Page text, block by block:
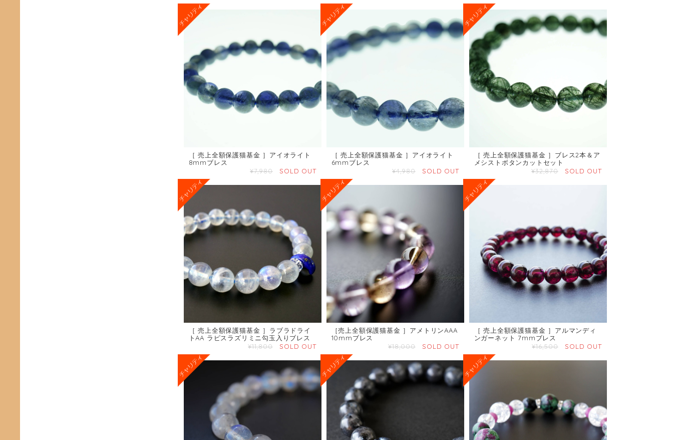
［ 売上全額保護猫基金 ］アイオライト
8mmブレス
¥7,980
SOLD OUT
［ 売上全額保護猫基金 ］アイオライト
6mmブレス
¥4,980
SOLD OUT
［ 売上全額保護猫基金 ］ブレス2本＆ア
メシストボタンカットセット
¥32,870
SOLD OUT
［ 売上全額保護猫基金 ］ラブラドライ
トAA ラピスラズリミニ勾玉入りブレス
¥11,800
SOLD OUT
［売上全額保護猫基金 ］アメトリンAAA
10mmブレス
¥18,000
SOLD OUT
［ 売上全額保護猫基金 ］アルマンディ
ンガーネット 7mmブレス
¥16,500
SOLD OUT